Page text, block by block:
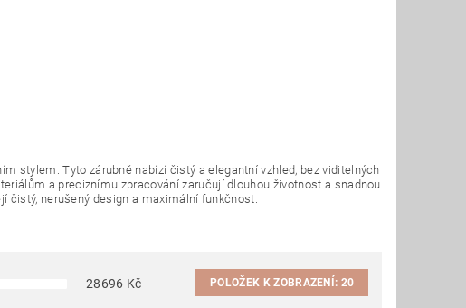
stylem. Tyto zárubně nabízí čistý a elegantní vzhled, bez viditelných
a preciznímu zpracování zaručují dlouhou životnost a snadnou
čistý, nerušený design a maximální funkčnost.
28696 Kč POLOŽEK K ZOBRAZENÍ: 20